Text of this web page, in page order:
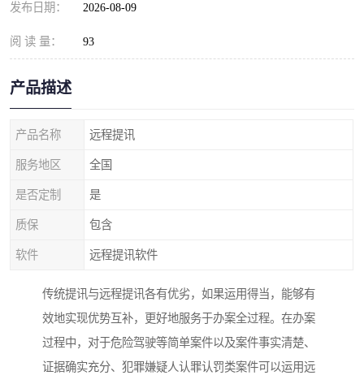
发布日期： 2026-08-09
阅 读 量： 93
产品描述
产品名称 远程提讯
服务地区 全国
是否定制 是
质保 包含
软件 远程提讯软件
传统提讯与远程提讯各有优劣，如果运用得当，能够有
效地实现优势互补，更好地服务于办案全过程。在办案
过程中，对于危险驾驶等简单案件以及案件事实清楚、
证据确实充分、犯罪嫌疑人认罪认罚类案件可以运用远